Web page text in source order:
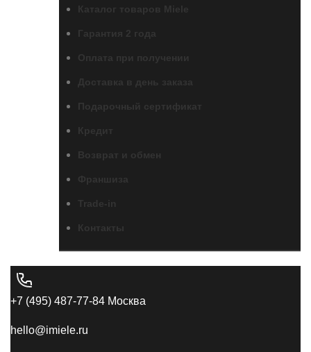
Каталог товаров Miele
Гарантия 2 года
Оплата при получении
Доставка в день заказа
Подарочный сертификат
Кредит
Возврат и обмен
Контакты
+7 (495) 487-77-84 Москва
hello@imiele.ru